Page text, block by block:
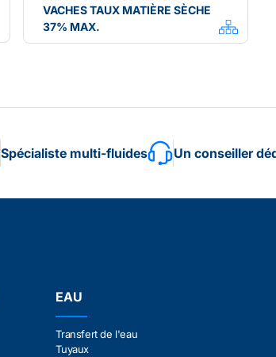
VACHES TAUX MATIÈRE SÈCHE
37% MAX.
Spécialiste multi-fluides Un conseiller
EAU
Transfert de l'eau
Tuyaux